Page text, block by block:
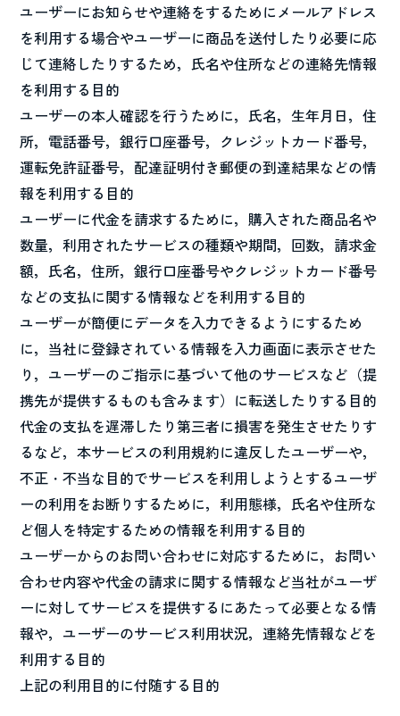
ユーザーにお知らせや連絡をするためにメールアドレス
を利用する場合やユーザーに商品を送付したり必要に応
じて連絡したりするため，氏名や住所などの連絡先情報
を利用する目的
ユーザーの本人確認を行うために，氏名，生年月日，住
所，電話番号，銀行口座番号，クレジットカード番号，
運転免許証番号，配達証明付き郵便の到達結果などの情
報を利用する目的
ユーザーに代金を請求するために，購入された商品名や
数量，利用されたサービスの種類や期間，回数，請求金
額，氏名，住所，銀行口座番号やクレジットカード番号
などの支払に関する情報などを利用する目的
ユーザーが簡便にデータを入力できるようにするため
に，当社に登録されている情報を入力画面に表示させた
り，ユーザーのご指示に基づいて他のサービスなど（提
携先が提供するものも含みます）に転送したりする目的
代金の支払を遅滞したり第三者に損害を発生させたりす
るなど，本サービスの利用規約に違反したユーザーや，
不正・不当な目的でサービスを利用しようとするユーザ
ーの利用をお断りするために，利用態様，氏名や住所な
ど個人を特定するための情報を利用する目的
ユーザーからのお問い合わせに対応するために，お問い
合わせ内容や代金の請求に関する情報など当社がユーザ
ーに対してサービスを提供するにあたって必要となる情
報や，ユーザーのサービス利用状況，連絡先情報などを
利用する目的
上記の利用目的に付随する目的